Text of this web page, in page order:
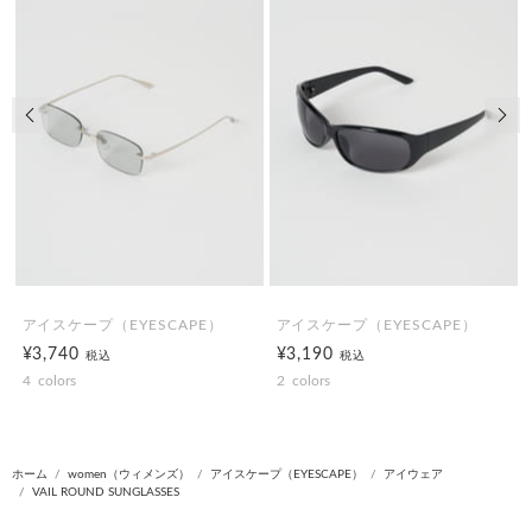
アイスケープ（EYESCAPE）
¥3,740税込
4 colors
アイスケープ（EYESCAPE）
¥3,190税込
2 colors
前の画像
ホーム women（ウィメンズ） アイスケープ（EYESCAPE）
アイウェア
VAIL ROUND SUNGLASSES